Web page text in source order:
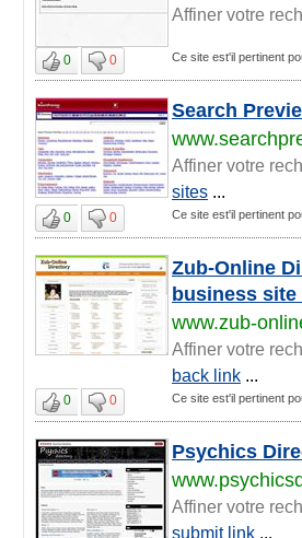
Affiner votre
0 0 Ce site est'il pertinent
Search
Affiner votre
sites ...
0 0 Ce site est'il pertinent
Zub-Online
business
www.zub-
Affiner votre
back link ...
0 0 Ce site est'il pertinent
Psychics
Affiner votre
submit link ...